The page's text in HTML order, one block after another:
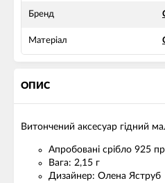
Бренд
Матеріал
ОПИС
Витончений аксесуар гідний
Апробовані срібло 925
Вага: 2,15 г
Дизайнер: Олена Яструб